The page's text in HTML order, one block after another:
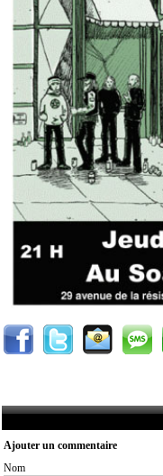
Ajouter un commentaire
Nom